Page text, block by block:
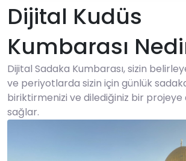
Dijital Kudüs
Kumbarası
Dijital Sadaka Kumbarası, sizin
ve periyotlarda sizin için günlük
biriktirmenizi ve dilediğiniz bir projeye
sağlar.